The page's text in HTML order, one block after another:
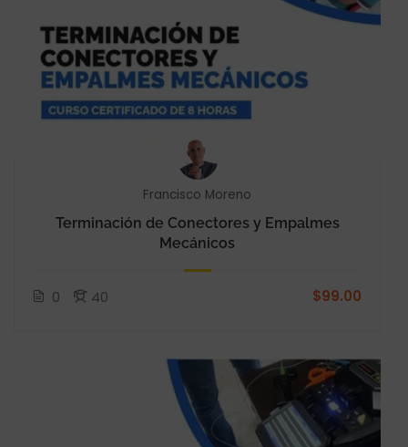
Francisco Moreno
Terminación de Conectores y Empalmes
Mecánicos
0 40 $99.00